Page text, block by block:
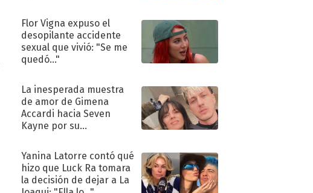
Flor Vigna expuso el
desopilante accidente
sexual que vivió: "Se me
quedó..."
La inesperada muestra
de amor de Gimena
Accardi hacia Seven
Kayne por su
Yanina Latorre contó qué
hizo que Luck Ra tomara
la decisión de dejar a La